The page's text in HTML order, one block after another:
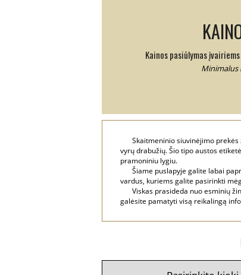
Kainos pasiūlymas
Minimalus
Skaitmeninio siuvinėjimo
vyrų drabužių. Šio tipo austos
pramoniniu lygiu.
Šiame puslapyje galite labai
vardus, kuriems galite pasirinkti
Viskas prasideda nuo esminių
galėsite pamatyti visą reikalingą